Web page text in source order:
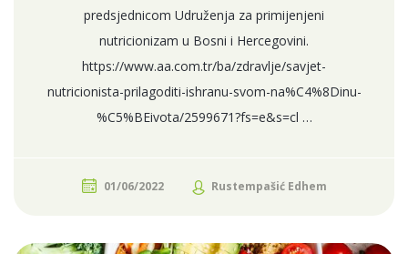
predsjednicom Udruženja za primijenjeni
nutricionizam u Bosni i Hercegovini.
https://www.aa.com.tr/ba/zdravlje/savjet-
nutricionista-prilagoditi-ishranu-svom-na%C4%8Dinu-
%C5%BEivota/2599671?fs=e&s=cl …
01/06/2022 Rustempašić Edhem